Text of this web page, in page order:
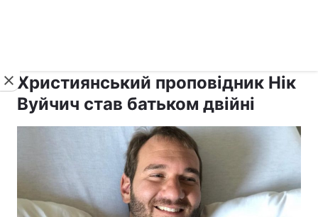
Християнський проповідник Нік
Вуйчич став батьком двійні